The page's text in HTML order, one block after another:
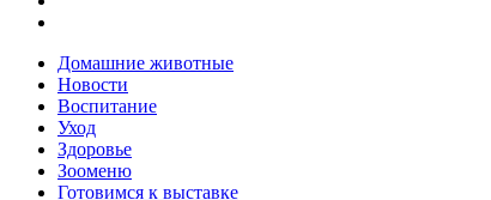
Домашние животные
Новости
Воспитание
Уход
Здоровье
Зооменю
Готовимся к выставке